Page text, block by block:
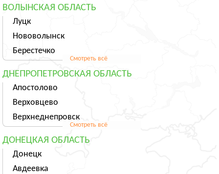
ВОЛЫНСКАЯ ОБЛАСТЬ
Луцк
Нововолынск
Берестечко
Смотреть всё
ДНЕПРОПЕТРОВСКАЯ ОБЛАСТЬ
Апостолово
Верховцево
Верхнеднепровск
Смотреть всё
ДОНЕЦКАЯ ОБЛАСТЬ
Донецк
Авдеевка